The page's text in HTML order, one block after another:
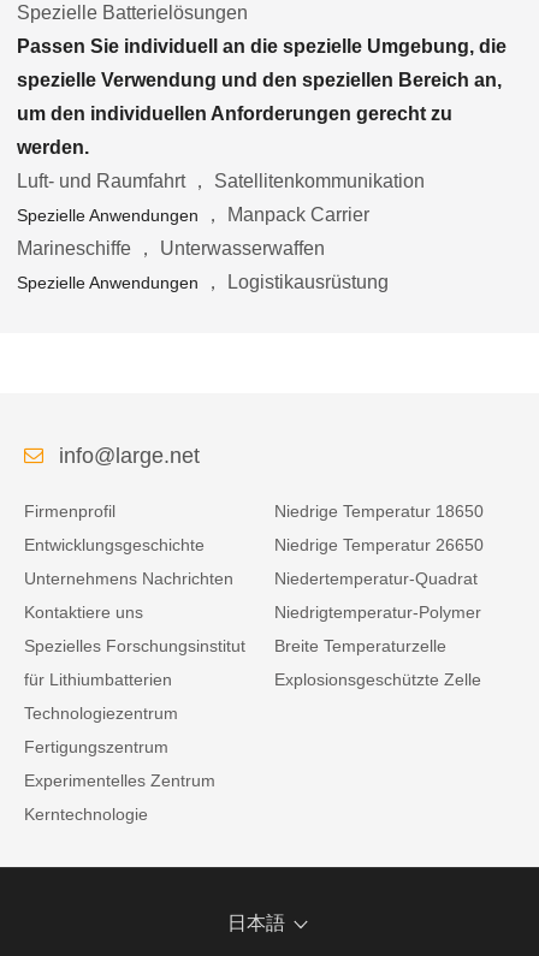
Spezielle Batterielösungen
Passen Sie individuell an die spezielle Umgebung, die
spezielle Verwendung und den speziellen Bereich an,
um den individuellen Anforderungen gerecht zu
werden.
Luft- und Raumfahrt ， Satellitenkommunikation
Spezielle Anwendungen ， Manpack Carrier
Marineschiffe ， Unterwasserwaffen
Spezielle Anwendungen ， Logistikausrüstung
info@large.net
Firmenprofil
Entwicklungsgeschichte
Unternehmens Nachrichten
Kontaktiere uns
Spezielles Forschungsinstitut
für Lithiumbatterien
Technologiezentrum
Fertigungszentrum
Experimentelles Zentrum
Kerntechnologie
Niedrige Temperatur 18650
Niedrige Temperatur 26650
Niedertemperatur-Quadrat
Niedrigtemperatur-Polymer
Breite Temperaturzelle
Explosionsgeschützte Zelle
日本語